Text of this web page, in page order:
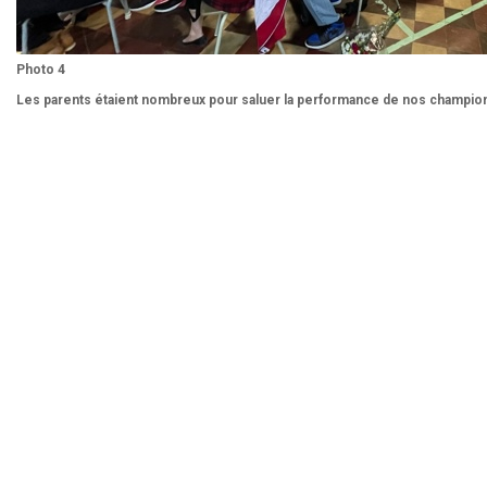
Photo 4
Les parents étaient nombreux pour saluer la performance de nos